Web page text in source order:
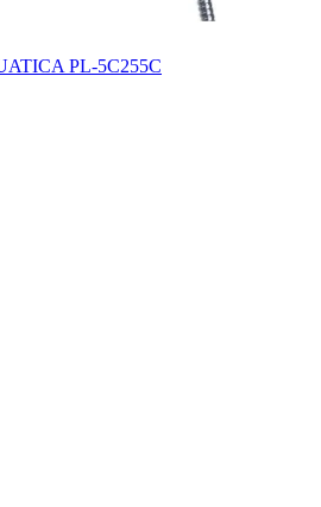
PL-5C255C